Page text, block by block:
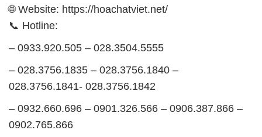
12h30 đến 16h
thủ giờ làm việc để đảm bảo sự hỗ trợ tốt nhất cho
khách hàng và đảm bảo hiệu suất công việc cao
nhất của nhân viên.
BẢN ĐỒ MAP TẠI CÔNG TY HÓA CHẤT ĐẮC